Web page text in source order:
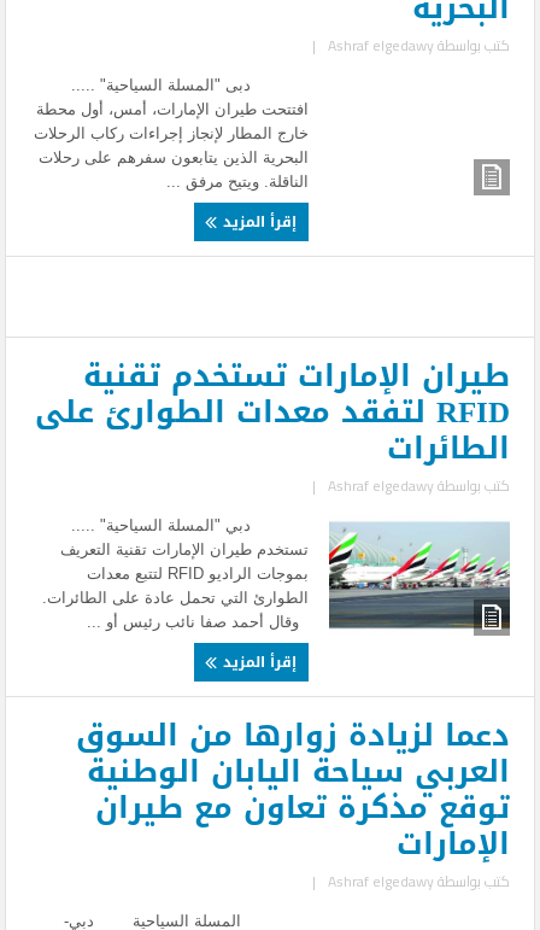
كتب بواسطةAshraf elgedawy
|
دبى "المسلة السياحية" .....
افتتحت طيران الإمارات، أمس، أول محطة
خارج المطار لإنجاز إجراءات ركاب الرحلات
البحرية الذين يتابعون سفرهم على رحلات
الناقلة. ويتيح مرفق ...
إقرأ المزيد
طيران الإمارات تستخدم تقنية
RFID لتفقد معدات الطوارئ على
الطائرات
كتب بواسطةAshraf elgedawy
|
دبي "المسلة السياحية" .....
تستخدم طيران الإمارات تقنية التعريف
بموجات الراديو RFID لتتبع معدات
الطوارئ التي تحمل عادة على الطائرات.
وقال أحمد صفا نائب رئيس أو ...
إقرأ المزيد
دعما لزيادة زوارها من السوق
العربي سياحة اليابان الوطنية
توقع مذكرة تعاون مع طيران
الإمارات
كتب بواسطةAshraf elgedawy
|
المسلة السياحية دبي-